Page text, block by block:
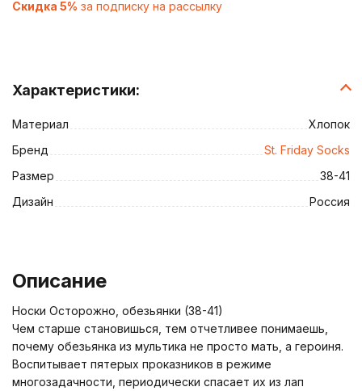
Характеристики:
Материал
Хлопок
Бренд
St. Friday Socks
Размер
38-41
Дизайн
Россия
Скидка 5% за подписку на рассылку
Описание
Носки Осторожно, обезьянки (38-41)
Чем старше становишься, тем отчетливее понимаешь,
почему обезьянка из мультика не просто мать, а героиня.
Воспитывает пятерых проказников в режиме
многозадачности, периодически спасает их из лап